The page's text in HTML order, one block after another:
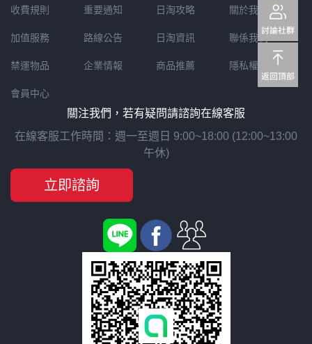
收費規則
加值服務
禁運物品
會員中心
重要通知
路線公告
企業情報
日淘攻略
日淘資訊
商品推薦
關於我們
聯係我們
隱私權聲明
關注我們，若有疑問請諮詢在線客服
在線客服工作時間：週一至週日 9:00~18:00 (12:00~13:00
午休)
立即諮詢